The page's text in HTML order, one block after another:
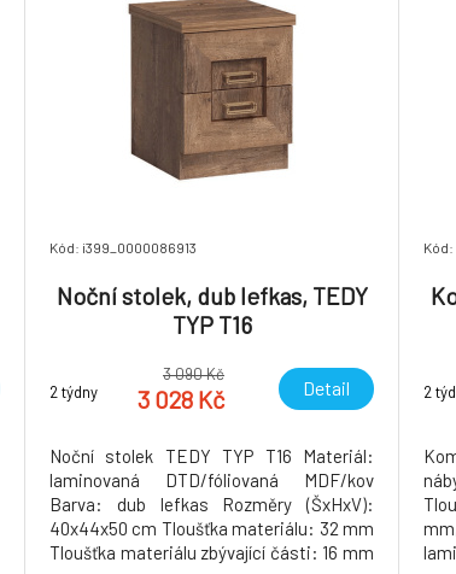
Kód: i399_0000086913
Noční stolek, dub lefkas, TEDY
TYP T16
2 týdny
3 090 Kč
3 028 Kč Detail
Noční stolek TEDY TYP T16 Materiál:
laminovaná DTD/fóliovaná MDF/kov
Barva: dub lefkas Rozměry (ŠxHxV):
40x44x50 cm Tloušťka materiálu: 32 mm
Tloušťka materiálu zbývající části: 16 mm
2